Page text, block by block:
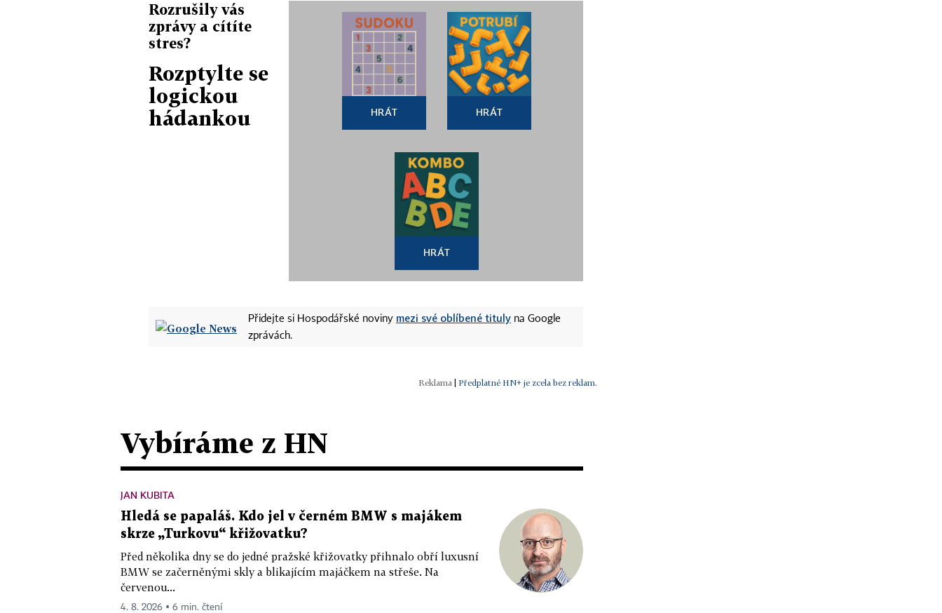
Rozrušily vás
zprávy a cítíte
stres?
Rozptylte se
logickou
hádankou
HRÁT HRÁT
HRÁT
Přidejte si Hospodářské noviny mezi své oblíbené tituly na Google
zprávách.
Předplatné HN+ je zcela bez reklam.
Vybíráme z HN
JAN KUBITA
Hledá se papaláš. Kdo jel v černém BMW s majákem
skrze „Turkovu“ křižovatku?
Před několika dny se do jedné pražské křižovatky přihnalo obří luxusní
BMW se začerněnými skly a blikajícím majáčkem na střeše. Na
červenou...
4. 8. 2026 ▪ 6 min. čtení